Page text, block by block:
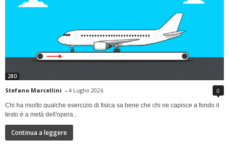
280
Stefano Marcellini - 4 Luglio 2026 0
Chi ha risolto qualche esercizio di fisica sa bene che chi ne capisce a fondo il
testo è a metà dell'opera...
Continua a leggere